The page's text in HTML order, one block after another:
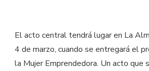
El acto central tendrá lugar en La
4 de marzo, cuando se entregará el
la Mujer Emprendedora. Un acto que